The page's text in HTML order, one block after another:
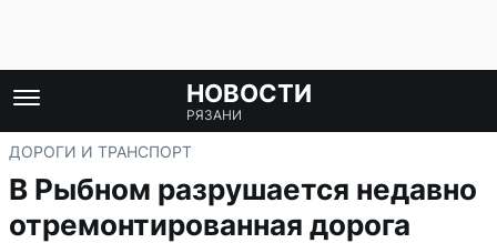
НОВОСТИ
РЯЗАНИ
ДОРОГИ И ТРАНСПОРТ
В Рыбном разрушается недавно
отремонтированная дорога